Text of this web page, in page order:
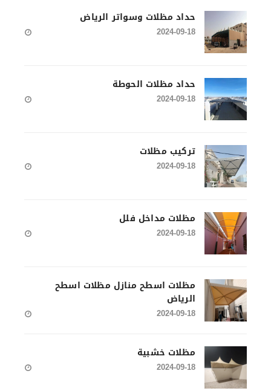
حداد مظلات وسواتر الرياض
2024-09-18
حداد مظلات الحوطة
2024-09-18
تركيب مظلات
2024-09-18
مظلات مداخل فلل
2024-09-18
مظلات اسطح منازل مظلات اسطح
الرياض
2024-09-18
مظلات خشبية
2024-09-18